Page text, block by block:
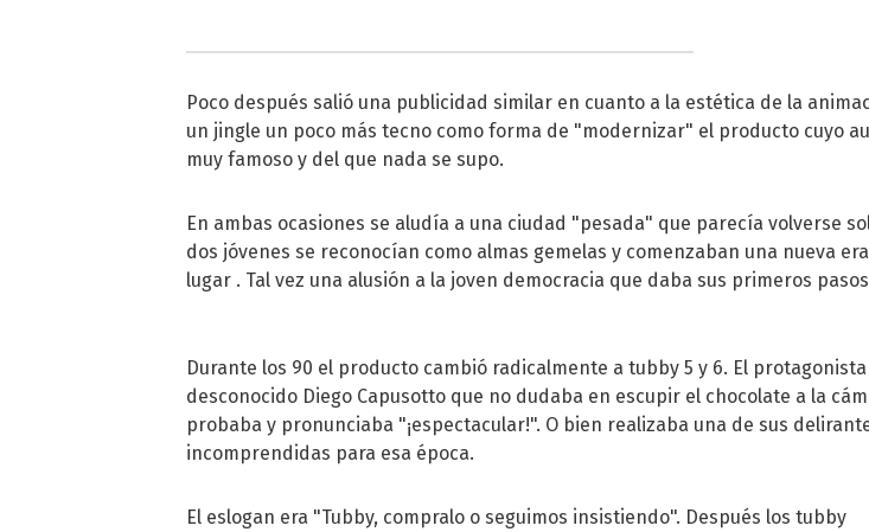
Poco después salió una publicidad similar en cuanto a la estética de la
un jingle un poco más tecno como forma de "modernizar" el producto cuyo
muy famoso y del que nada se supo.
En ambas ocasiones se aludía a una ciudad "pesada" que parecía volverse
dos jóvenes se reconocían como almas gemelas y comenzaban una nueva
lugar . Tal vez una alusión a la joven democracia que daba sus primeros
Durante los 90 el producto cambió radicalmente a tubby 5 y 6. El
desconocido Diego Capusotto que no dudaba en escupir el chocolate a la
probaba y pronunciaba "¡espectacular!". O bien realizaba una de sus
incomprendidas para esa época.
El eslogan era "Tubby, compralo o seguimos insistiendo". Después los tubby